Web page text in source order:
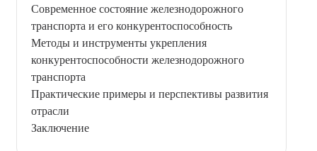
Современное состояние железнодорожного
транспорта и его конкурентоспособность
Методы и инструменты укрепления
конкурентоспособности железнодорожного
транспорта
Практические примеры и перспективы развития
отрасли
Заключение